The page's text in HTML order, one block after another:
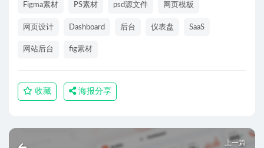
Figma素材 PS素材 psd源文件 网页模板
网页设计 Dashboard 后台 仪表盘 SaaS
网站后台 fig素材
收藏 海报分享
上一篇